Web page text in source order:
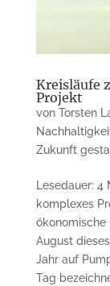
Kreisläufe
Projekt
von Torsten
Zukunft
Lesedauer:
komplexes
ökonomische
August
Jahr auf
Tag